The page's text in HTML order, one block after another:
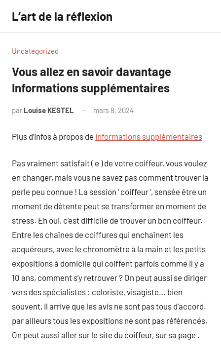
contenu
L’art de la réflexion
Uncategorized
Vous allez en savoir davantage
Informations supplémentaires
par Louise KESTEL mars 8, 2024
Plus d’infos à propos de Informations supplémentaires
Pas vraiment satisfait ( e ) de votre coiffeur, vous voulez
en changer, mais vous ne savez pas comment trouver la
perle peu connue ! La session ‘ coiffeur ‘, sensée être un
moment de détente peut se transformer en moment de
stress. Eh oui, c’est difficile de trouver un bon coiffeur.
Entre les chaînes de coiffures qui enchaînent les
acquéreurs, avec le chronomètre à la main et les petits
expositions à domicile qui coiffent parfois comme il y a
10 ans, comment s’y retrouver ? On peut aussi se diriger
vers des spécialistes : coloriste, visagiste… bien
souvent, il arrive que les avis ne sont pas tous d’accord.
par ailleurs tous les expositions ne sont pas référencés.
On peut aussi aller sur le site du coiffeur, sur sa page .